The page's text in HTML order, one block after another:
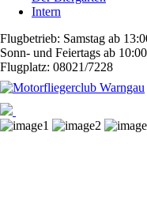
Intern
Flugbetrieb: Samstag ab
Sonn- und Feiertags ab
Flugplatz: 08021/7228